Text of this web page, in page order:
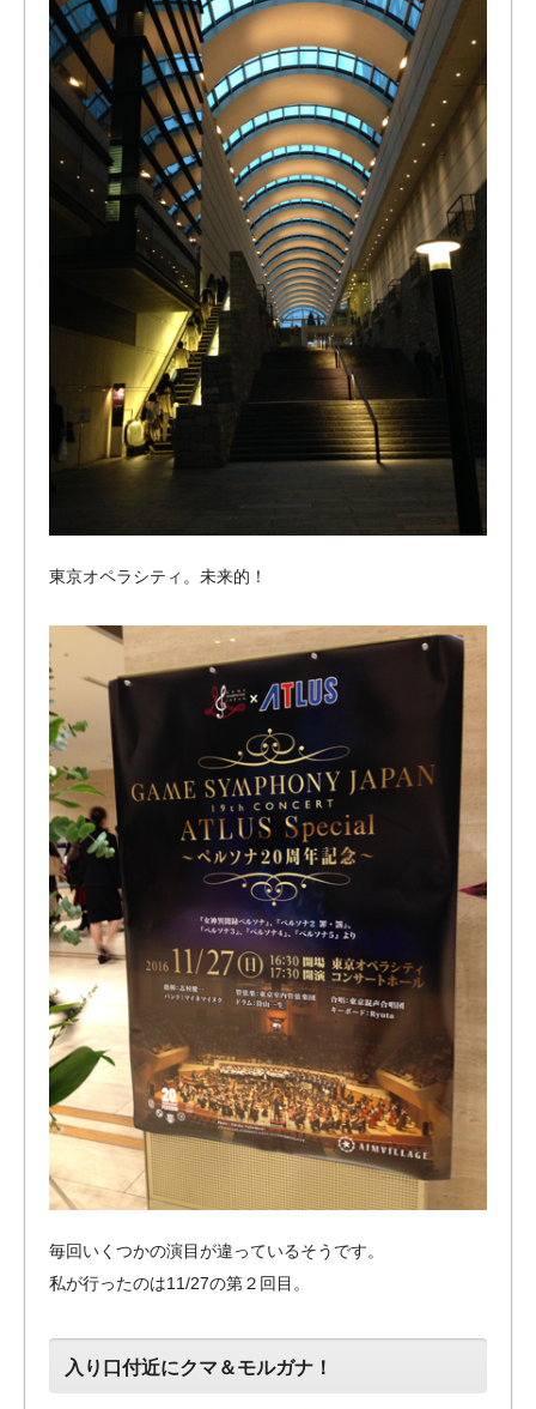
東京オペラシティ。未来的！
毎回いくつかの演目が違っているそうです。
私が行ったのは11/27の第２回目。
入り口付近にクマ＆モルガナ！